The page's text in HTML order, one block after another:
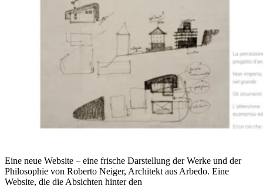
Eine neue Website – eine frische Darstellung der Werke und der
Philosophie von Roberto Neiger, Architekt aus Arbedo. Eine
Website, die die Absichten hinter den